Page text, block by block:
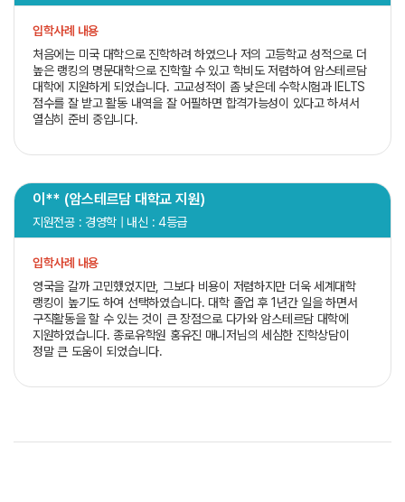
입학사례 내용
처음에는 미국 대학으로 진학하려 하였으나 저의 고등학교 성적으로 더
높은 랭킹의 명문대학으로 진학할 수 있고 학비도 저렴하여 암스테르담
대학에 지원하게 되었습니다. 고교성적이 좀 낮은데 수학시험과 IELTS
점수를 잘 받고 활동 내역을 잘 어필하면 합격가능성이 있다고 하셔서
열심히 준비 중입니다.
이** (암스테르담 대학교 지원)
지원전공 : 경영학 | 내신 : 4등급
입학사례 내용
영국을 갈까 고민했었지만, 그보다 비용이 저렴하지만 더욱 세계대학
랭킹이 높기도 하여 선택하였습니다. 대학 졸업 후 1년간 일을 하면서
구직활동을 할 수 있는 것이 큰 장점으로 다가와 암스테르담 대학에
지원하였습니다. 종로유학원 홍유진 매니저님의 세심한 진학상담이
정말 큰 도움이 되었습니다.